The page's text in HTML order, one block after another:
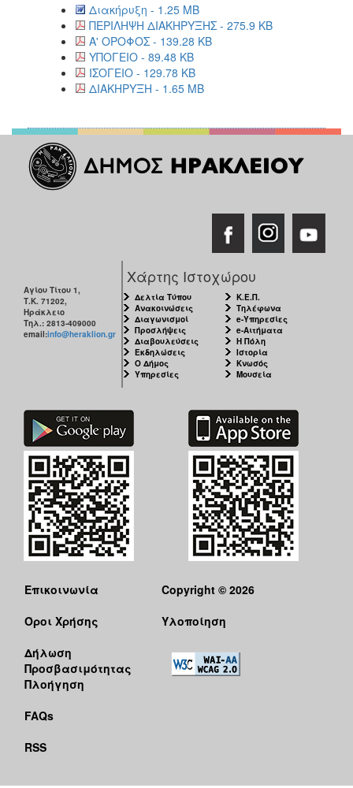
Διακήρυξη - 1.25 MB
ΠΕΡΙΛΗΨΗ ΔΙΑΚΗΡΥΞΗΣ - 275.9 KB
Α' ΟΡΟΦΟΣ - 139.28 KB
ΥΠΟΓΕΙΟ - 89.48 KB
ΙΣΟΓΕΙΟ - 129.78 KB
ΔΙΑΚΗΡΥΞΗ - 1.65 MB
Αγίου Τίτου 1,
Τ.Κ. 71202,
Ηράκλειο
Τηλ.: 2813-409000
email:info@heraklion.gr
Χάρτης Ιστοχώρου
Δελτία Τύπου
Ανακοινώσεις
Διαγωνισμοί
Προσλήψεις
Διαβουλεύσεις
Εκδηλώσεις
Ο Δήμος
Υπηρεσίες
Κ.Ε.Π.
Τηλέφωνα
e-Υπηρεσίες
e-Αιτήματα
Η Πόλη
Ιστορία
Κνωσός
Μουσεία
Επικοινωνία
Όροι Χρήσης
Δήλωση
Προσβασιμότητας
Πλοήγηση
FAQs
RSS
Copyright © 2026
Υλοποίηση